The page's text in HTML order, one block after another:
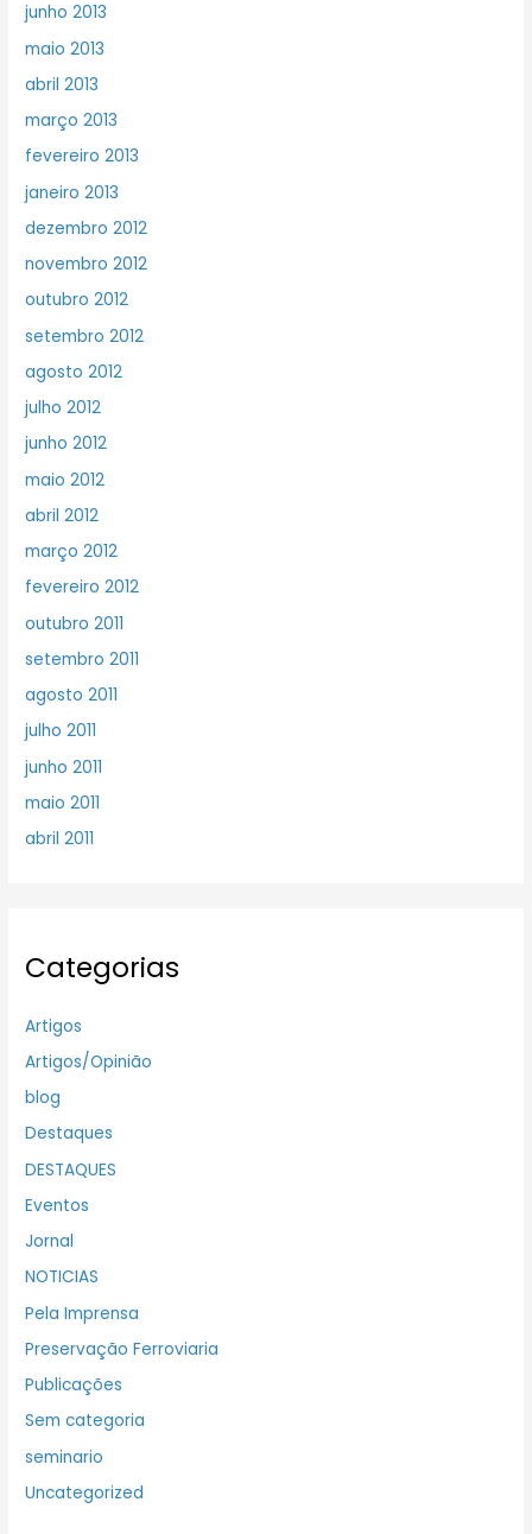
junho 2013
maio 2013
abril 2013
março 2013
fevereiro 2013
janeiro 2013
dezembro 2012
novembro 2012
outubro 2012
setembro 2012
agosto 2012
julho 2012
junho 2012
maio 2012
abril 2012
março 2012
fevereiro 2012
outubro 2011
setembro 2011
agosto 2011
julho 2011
junho 2011
maio 2011
abril 2011
Categorias
Artigos
Artigos/Opinião
blog
Destaques
DESTAQUES
Eventos
Jornal
NOTICIAS
Pela Imprensa
Preservação Ferroviaria
Publicações
Sem categoria
seminario
Uncategorized